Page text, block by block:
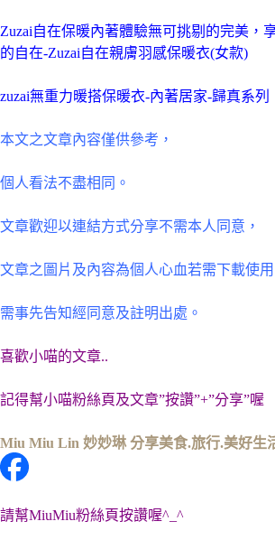
Zuzai自在保暖內著體驗無可挑剔的完美，
的自在-Zuzai自在親膚羽感保暖衣(女款)
zuzai無重力暖搭保暖衣-內著居家-歸真系列
本文之文章內容僅供參考，
個人看法不盡相同。
文章歡迎以連結方式分享不需本人同意，
文章之圖片及內容為個人心血若需下載使用
需事先告知經同意及註明出處。
喜歡小喵的文章..
記得幫小喵粉絲頁及文章”按讚”+”分享”喔
Miu Miu Lin 妙妙琳 分享美食.旅行.美好生
請幫MiuMiu粉絲頁按讚喔^_^